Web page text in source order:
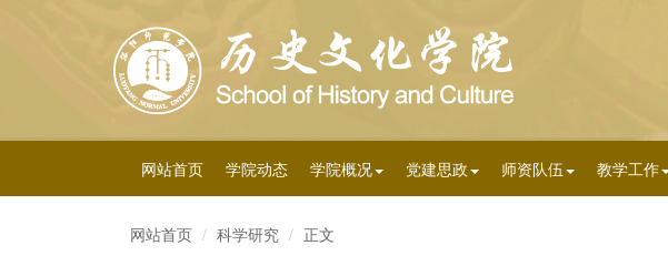
网站首页 学院动态 学院概况 党建思政 师资队伍 教学工作
网站首页 科学研究 正文